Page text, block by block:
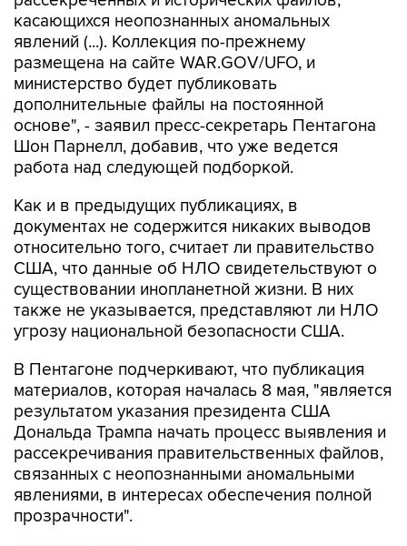
размещена на сайте WAR.GOV/UFO, и
министерство будет публиковать
дополнительные файлы на постоянной
основе", - заявил пресс-секретарь Пентагона
Шон Парнелл, добавив, что уже ведется
работа над следующей подборкой.
Как и в предыдущих публикациях, в
относительно того, считает ли правительство
США, что данные об НЛО свидетельствуют о
существовании инопланетной жизни. В них
также не указывается, представляют ли НЛО
угрозу национальной безопасности США.
В Пентагоне подчеркивают, что публикация
результатом указания президента США
Дональда Трампа начать процесс выявления и
рассекречивания правительственных файлов,
связанных с неопознанными аномальными
явлениями, в интересах обеспечения полной
прозрачности".
Пентагон США